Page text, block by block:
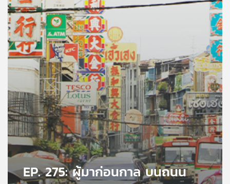
ข่าว
และ
กิจกรรม
เกี่ยว
เรา
เครือ
ข่าย
วิทยุ
พี
EP. 275: ผู้มาก่อนกาล บนถนน